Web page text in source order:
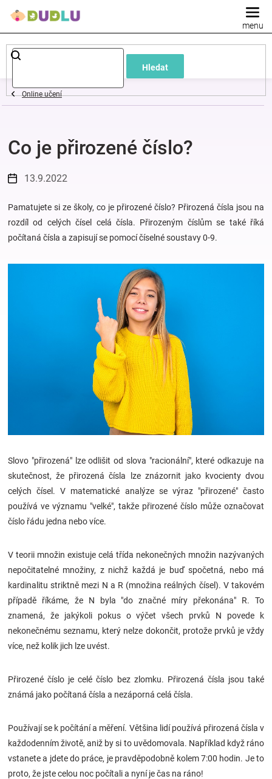
Hledat
Dětské
a
oblečení
Pokojíček
a
kojenecká
Těhotenské
oblečení
Novinky
Značky
Blog
Hračkářství
Přihlášení
Online učení
Co je přirozené číslo?
13.9.2022
Pamatujete si ze školy, co je přirozené číslo? Přirozená čísla jsou na
rozdíl od celých čísel celá čísla. Přirozeným číslům se také říká
počítaná čísla a zapisují se pomocí číselné soustavy 0-9.
Slovo "přirozená" lze odlišit od slova "racionální", které odkazuje na
skutečnost, že přirozená čísla lze znázornit jako kvocienty dvou
celých čísel. V matematické analýze se výraz "přirozené" často
používá ve významu "velké", takže přirozené číslo může označovat
číslo řádu jedna nebo více.
V teorii množin existuje celá třída nekonečných množin nazývaných
nepočitatelné množiny, z nichž každá je buď spočetná, nebo má
kardinalitu striktně mezi N a R (množina reálných čísel). V takovém
případě říkáme, že N byla "do značné míry překonána" R. To
znamená, že jakýkoli pokus o výčet všech prvků N povede k
nekonečnému seznamu, který nelze dokončit, protože prvků je vždy
více, než kolik jich lze uvést.
Přirozené číslo je celé číslo bez zlomku. Přirozená čísla jsou také
známá jako počítaná čísla a nezáporná celá čísla.
Používají se k počítání a měření. Většina lidí používá přirozená čísla v
každodenním životě, aniž by si to uvědomovala. Například když ráno
vstanete a jdete do práce, je pravděpodobně kolem 7:00 hodin. Je to
proto, že jste celou noc počítali a nyní je čas na ráno!